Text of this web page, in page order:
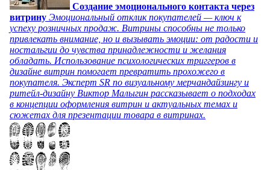
Создание эмоционального контакта через
витрину Эмоциональный отклик покупателей — ключ к
успеху розничных продаж. Витрины способны не только
привлекать внимание, но и вызывать эмоции: от радости и
ностальгии до чувства принадлежности и желания
обладать. Использование психологических триггеров в
дизайне витрин помогает превратить прохожего в
покупателя. Эксперт SR по визуальному мерчандайзингу и
ритейл-дизайну Виктор Малыгин рассказывает о подходах
в концепции оформления витрин и актуальных темах и
сюжетах для презентации товара в витринах.